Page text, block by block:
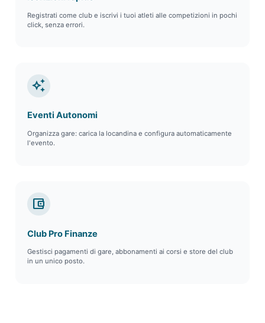
Registrati come club e iscrivi i tuoi atleti alle competizioni in pochi
click, senza errori.
auto_awesome
Eventi Autonomi
Organizza gare: carica la locandina e configura automaticamente
l'evento.
account_balance_wallet
Club Pro Finanze
Gestisci pagamenti di gare, abbonamenti ai corsi e store del club
in un unico posto.